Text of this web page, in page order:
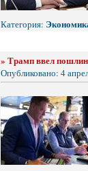
Категория:
» Трамп ввел
Опубликовано: 4